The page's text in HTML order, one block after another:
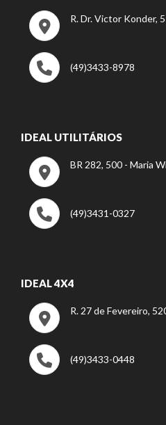
R. Dr. Victor Konder,
(49)3433-8978
IDEAL UTILITÁRIOS
BR 282, 500 - Maria
(49)3431-0327
IDEAL 4X4
R. 27 de Fevereiro,
(49)3433-0448